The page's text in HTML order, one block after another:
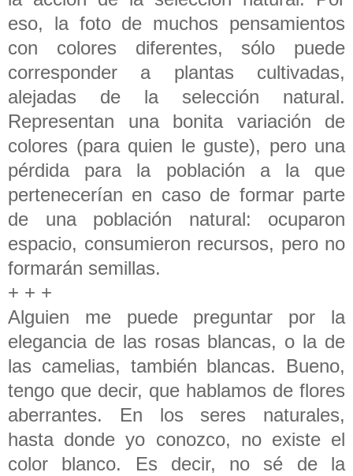
eso, la foto de muchos pensamientos
con colores diferentes, sólo puede
corresponder a plantas cultivadas,
alejadas de la selección natural.
Representan una bonita variación de
colores (para quien le guste), pero una
pérdida para la población a la que
pertenecerían en caso de formar parte
de una población natural: ocuparon
espacio, consumieron recursos, pero no
formarán semillas.
+ + +
Alguien me puede preguntar por la
elegancia de las rosas blancas, o la de
las camelias, también blancas. Bueno,
tengo que decir, que hablamos de flores
aberrantes. En los seres naturales,
hasta donde yo conozco, no existe el
color blanco. Es decir, no sé de la